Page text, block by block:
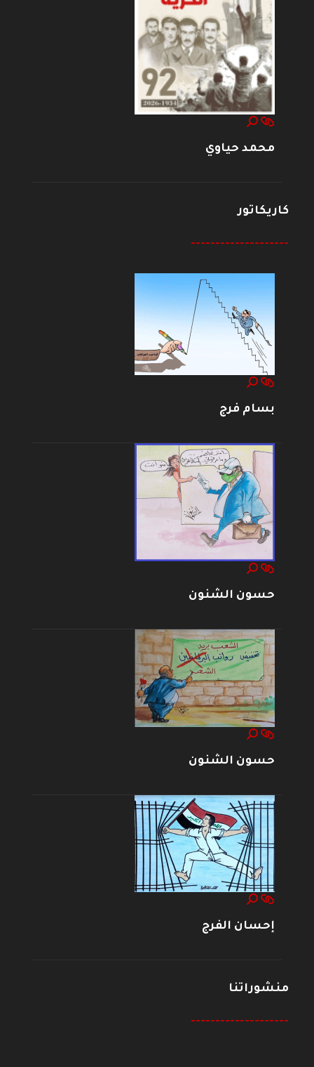
محمد حياوي
كاريكاتور
--------------------
بسام فرج
حسون الشنون
حسون الشنون
إحسان الفرج
منشوراتنا
--------------------